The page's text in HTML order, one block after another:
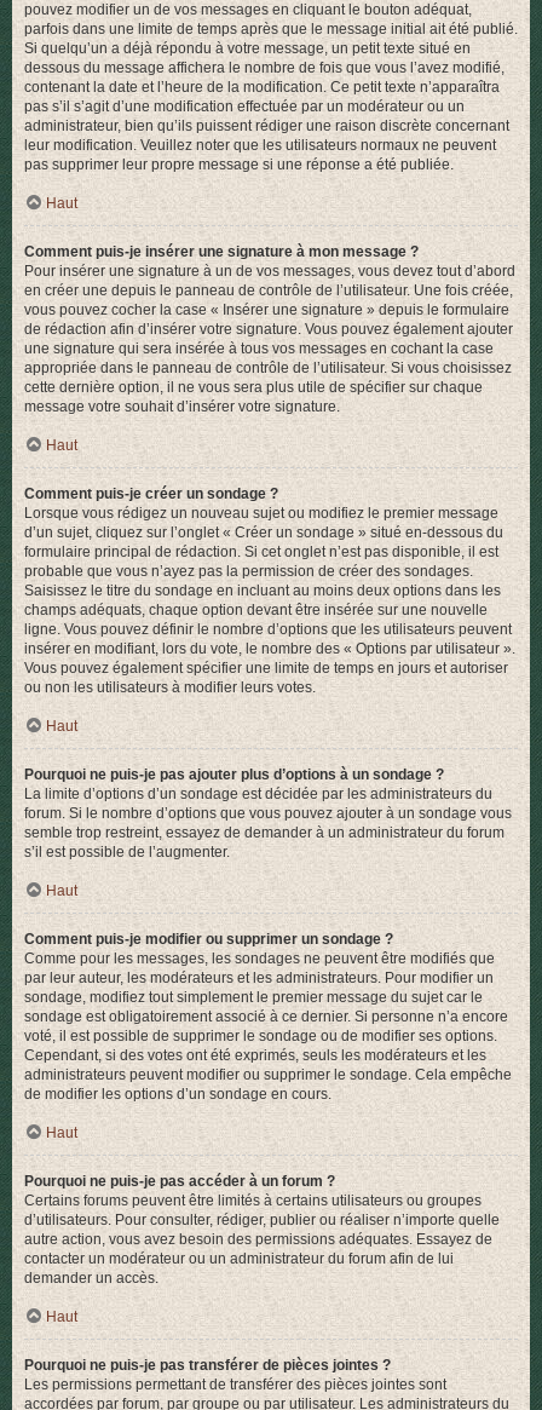
pouvez modifier un de vos messages en cliquant le bouton adéquat,
parfois dans une limite de temps après que le message initial ait été publié.
Si quelqu’un a déjà répondu à votre message, un petit texte situé en
dessous du message affichera le nombre de fois que vous l’avez modifié,
contenant la date et l’heure de la modification. Ce petit texte n’apparaîtra
pas s’il s’agit d’une modification effectuée par un modérateur ou un
administrateur, bien qu’ils puissent rédiger une raison discrète concernant
leur modification. Veuillez noter que les utilisateurs normaux ne peuvent
pas supprimer leur propre message si une réponse a été publiée.
Haut
Comment puis-je insérer une signature à mon message ?
Pour insérer une signature à un de vos messages, vous devez tout d’abord
en créer une depuis le panneau de contrôle de l’utilisateur. Une fois créée,
vous pouvez cocher la case « Insérer une signature » depuis le formulaire
de rédaction afin d’insérer votre signature. Vous pouvez également ajouter
une signature qui sera insérée à tous vos messages en cochant la case
appropriée dans le panneau de contrôle de l’utilisateur. Si vous choisissez
cette dernière option, il ne vous sera plus utile de spécifier sur chaque
message votre souhait d’insérer votre signature.
Haut
Comment puis-je créer un sondage ?
Lorsque vous rédigez un nouveau sujet ou modifiez le premier message
d’un sujet, cliquez sur l’onglet « Créer un sondage » situé en-dessous du
formulaire principal de rédaction. Si cet onglet n’est pas disponible, il est
probable que vous n’ayez pas la permission de créer des sondages.
Saisissez le titre du sondage en incluant au moins deux options dans les
champs adéquats, chaque option devant être insérée sur une nouvelle
ligne. Vous pouvez définir le nombre d’options que les utilisateurs peuvent
insérer en modifiant, lors du vote, le nombre des « Options par utilisateur ».
Vous pouvez également spécifier une limite de temps en jours et autoriser
ou non les utilisateurs à modifier leurs votes.
Haut
Pourquoi ne puis-je pas ajouter plus d’options à un sondage ?
La limite d’options d’un sondage est décidée par les administrateurs du
forum. Si le nombre d’options que vous pouvez ajouter à un sondage vous
semble trop restreint, essayez de demander à un administrateur du forum
s’il est possible de l’augmenter.
Haut
Comment puis-je modifier ou supprimer un sondage ?
Comme pour les messages, les sondages ne peuvent être modifiés que
par leur auteur, les modérateurs et les administrateurs. Pour modifier un
sondage, modifiez tout simplement le premier message du sujet car le
sondage est obligatoirement associé à ce dernier. Si personne n’a encore
voté, il est possible de supprimer le sondage ou de modifier ses options.
Cependant, si des votes ont été exprimés, seuls les modérateurs et les
administrateurs peuvent modifier ou supprimer le sondage. Cela empêche
de modifier les options d’un sondage en cours.
Haut
Pourquoi ne puis-je pas accéder à un forum ?
Certains forums peuvent être limités à certains utilisateurs ou groupes
d’utilisateurs. Pour consulter, rédiger, publier ou réaliser n’importe quelle
autre action, vous avez besoin des permissions adéquates. Essayez de
contacter un modérateur ou un administrateur du forum afin de lui
demander un accès.
Haut
Pourquoi ne puis-je pas transférer de pièces jointes ?
Les permissions permettant de transférer des pièces jointes sont
accordées par forum, par groupe ou par utilisateur. Les administrateurs du